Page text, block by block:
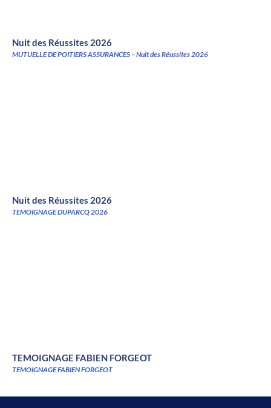
Nuit des Réussites 2026
MUTUELLE DE POITIERS ASSURANCES – Nuit des Réussites 2026
Nuit des Réussites 2026
TEMOIGNAGE DUPARCQ 2026
TEMOIGNAGE FABIEN FORGEOT
TEMOIGNAGE FABIEN FORGEOT